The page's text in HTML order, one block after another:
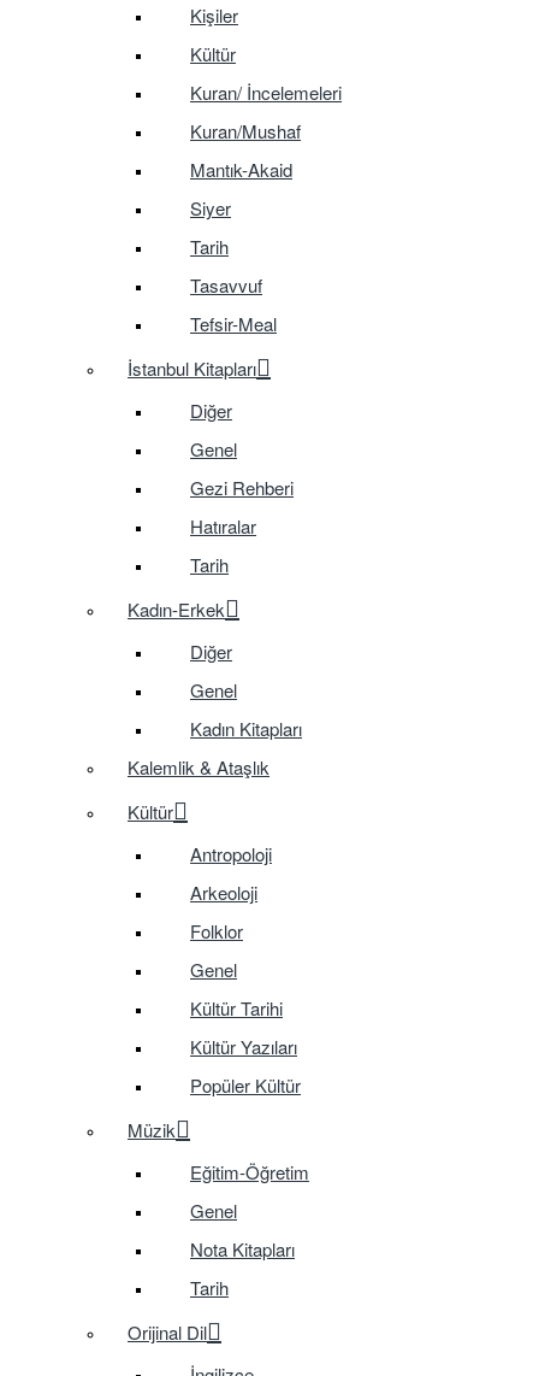
Kişiler
Kültür
Kuran/ İncelemeleri
Kuran/Mushaf
Mantık-Akaid
Siyer
Tarih
Tasavvuf
Tefsir-Meal
İstanbul Kitapları
Diğer
Genel
Gezi Rehberi
Hatıralar
Tarih
Kadın-Erkek
Diğer
Genel
Kadın Kitapları
Kalemlik & Ataşlık
Kültür
Antropoloji
Arkeoloji
Folklor
Genel
Kültür Tarihi
Kültür Yazıları
Popüler Kültür
Müzik
Eğitim-Öğretim
Genel
Nota Kitapları
Tarih
Orijinal Dil